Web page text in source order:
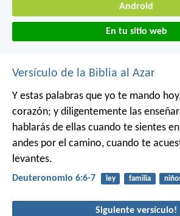
Android
En tu sitio web
Versículo de la Biblia al Azar
Y estas palabras que yo te mando
corazón; y diligentemente las
hablarás de ellas cuando te sientes
andes por el camino, cuando te
levantes.
Deuteronomio 6:6-7 ley familia
Siguiente versículo!